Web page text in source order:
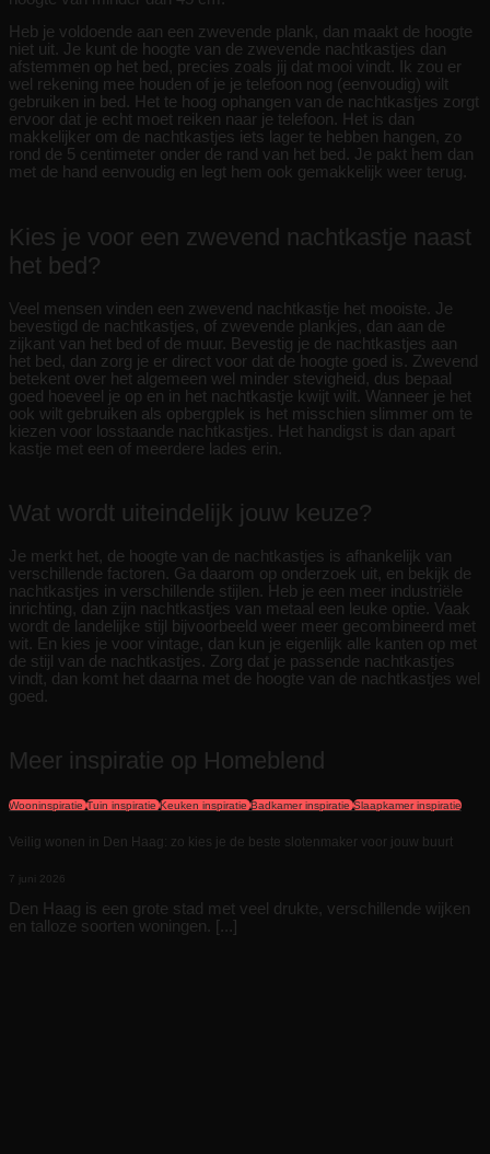
Heb je voldoende aan een zwevende plank, dan maakt de hoogte
niet uit. Je kunt de hoogte van de zwevende nachtkastjes dan
afstemmen op het bed, precies zoals jij dat mooi vindt. Ik zou er
wel rekening mee houden of je je telefoon nog (eenvoudig) wilt
gebruiken in bed. Het te hoog ophangen van de nachtkastjes zorgt
ervoor dat je echt moet reiken naar je telefoon. Het is dan
makkelijker om de nachtkastjes iets lager te hebben hangen, zo
rond de 5 centimeter onder de rand van het bed. Je pakt hem dan
met de hand eenvoudig en legt hem ook gemakkelijk weer terug.
Kies je voor een zwevend nachtkastje naast
het bed?
Veel mensen vinden een zwevend nachtkastje het mooiste. Je
bevestigd de nachtkastjes, of zwevende plankjes, dan aan de
zijkant van het bed of de muur. Bevestig je de nachtkastjes aan
het bed, dan zorg je er direct voor dat de hoogte goed is. Zwevend
betekent over het algemeen wel minder stevigheid, dus bepaal
goed hoeveel je op en in het nachtkastje kwijt wilt. Wanneer je het
ook wilt gebruiken als opbergplek is het misschien slimmer om te
kiezen voor losstaande nachtkastjes. Het handigst is dan apart
kastje met een of meerdere lades erin.
Wat wordt uiteindelijk jouw keuze?
Je merkt het, de hoogte van de nachtkastjes is afhankelijk van
verschillende factoren. Ga daarom op onderzoek uit, en bekijk de
nachtkastjes in verschillende stijlen. Heb je een meer industriële
inrichting, dan zijn nachtkastjes van metaal een leuke optie. Vaak
wordt de landelijke stijl bijvoorbeeld weer meer gecombineerd met
wit. En kies je voor vintage, dan kun je eigenlijk alle kanten op met
de stijl van de nachtkastjes. Zorg dat je passende nachtkastjes
vindt, dan komt het daarna met de hoogte van de nachtkastjes wel
goed.
Meer inspiratie op Homeblend
Wooninspiratie Tuin inspiratie Keuken inspiratie Badkamer inspiratie Slaapkamer inspiratie
Veilig wonen in Den Haag: zo kies je de beste slotenmaker voor jouw buurt
7 juni 2026
Den Haag is een grote stad met veel drukte, verschillende wijken
en talloze soorten woningen. [...]